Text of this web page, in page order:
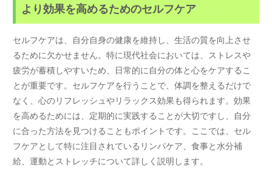
より効果を高めるためのセルフケア
セルフケアは、自分自身の健康を維持し、生活の質を向上させ
るために欠かせません。特に現代社会においては、ストレスや
疲労が蓄積しやすいため、日常的に自分の体と心をケアするこ
とが重要です。セルフケアを行うことで、体調を整えるだけで
なく、心のリフレッシュやリラックス効果も得られます。効果
を高めるためには、定期的に実践することが大切ですし、自分
に合った方法を見つけることもポイントです。ここでは、セル
フケアとして特に注目されているリンパケア、食事と水分補
給、運動とストレッチについて詳しく説明します。